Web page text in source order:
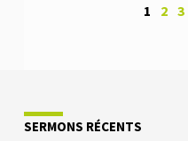
1 2 3
SERMONS RÉCENTS